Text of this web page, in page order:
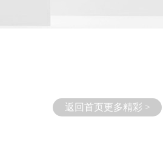
返回首页更多精彩 >